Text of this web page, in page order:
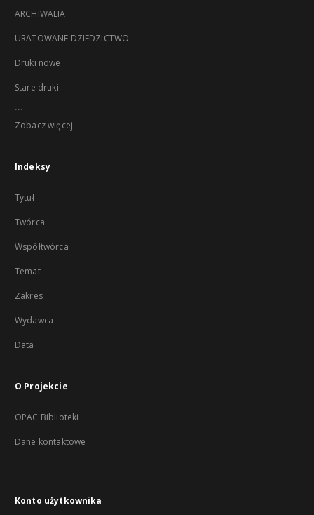
ARCHIWALIA
URATOWANE DZIEDZICTWO
Druki nowe
Stare druki
...
Zobacz więcej
Indeksy
Tytuł
Twórca
Współtwórca
Temat
Zakres
Wydawca
Data
O Projekcie
OPAC Biblioteki
Dane kontaktowe
Konto użytkownika